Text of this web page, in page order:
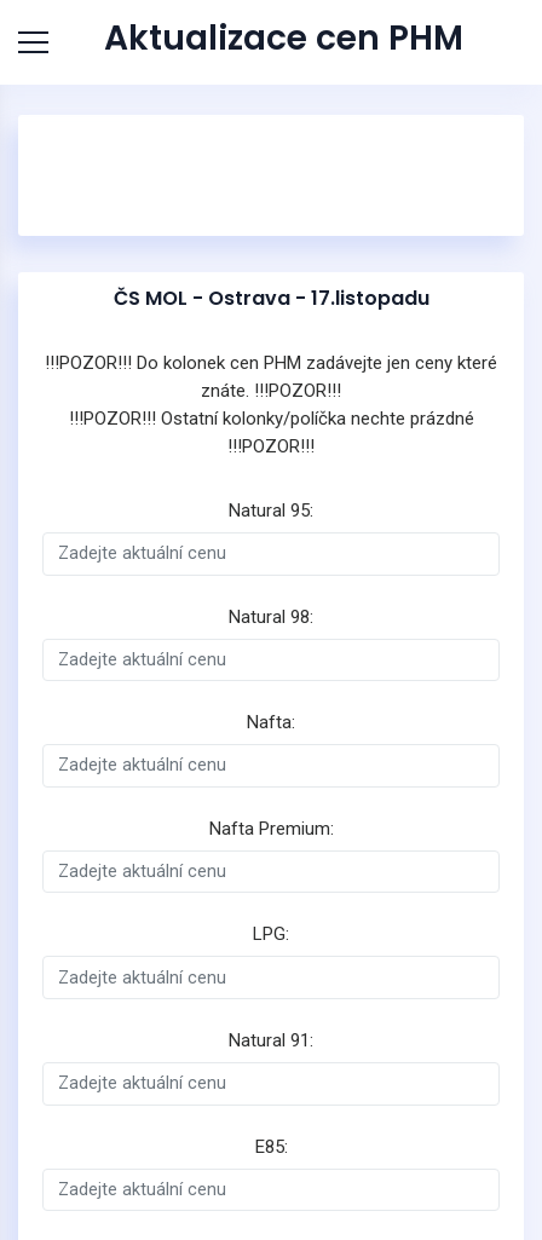
Aktualizace cen PHM
ČS MOL - Ostrava - 17.listopadu
!!!POZOR!!! Do kolonek cen PHM zadávejte jen ceny které
znáte. !!!POZOR!!!
!!!POZOR!!! Ostatní kolonky/políčka nechte prázdné
!!!POZOR!!!
Natural 95:
Natural 98:
Nafta:
Nafta Premium:
LPG:
Natural 91:
E85: